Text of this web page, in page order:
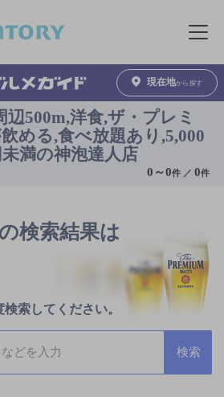
メニュ
現在地から探す
辺500m,洋食,ザ・プレミ
める,食べ放題あり,5,000
満の神泡達人店
0 ～0件 ／0件
検索結果は
索してください。